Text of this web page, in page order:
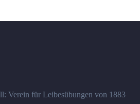
Verein für Leibesübungen von 1883